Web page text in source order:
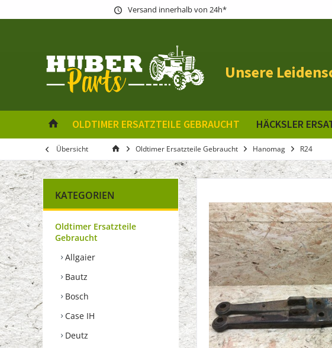
Versand innerhalb von 24h*
Unsere
OLDTIMER ERSATZTEILE GEBRAUCHT HÄCKSLER
Übersicht Oldtimer Ersatzteile Gebraucht Hanomag R24
KATEGORIEN
Oldtimer Ersatzteile
Gebraucht
Allgaier
Bautz
Bosch
Case IH
Deutz